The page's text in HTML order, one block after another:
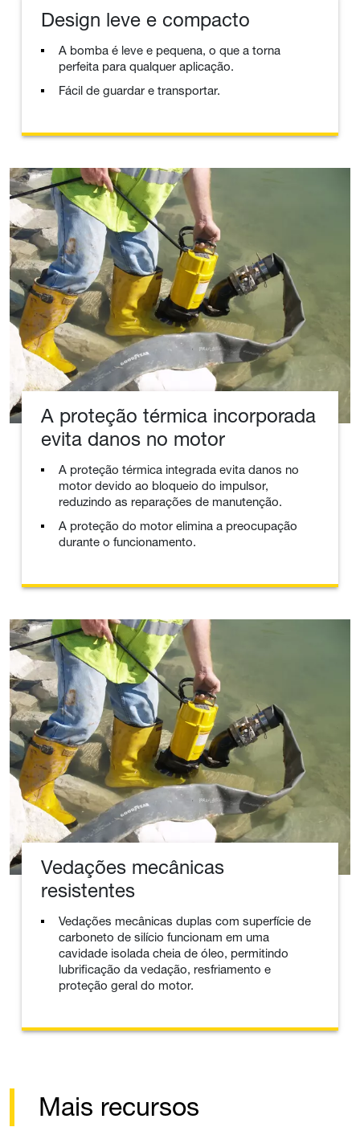
Design leve e compacto
A bomba é leve e pequena, o que a torna
perfeita para qualquer aplicação.
Fácil de guardar e transportar.
A proteção térmica incorporada
evita danos no motor
A proteção térmica integrada evita danos no
motor devido ao bloqueio do impulsor,
reduzindo as reparações de manutenção.
A proteção do motor elimina a preocupação
durante o funcionamento.
Vedações mecânicas
resistentes
Vedações mecânicas duplas com superfície de
carboneto de silício funcionam em uma
cavidade isolada cheia de óleo, permitindo
lubrificação da vedação, resfriamento e
proteção geral do motor.
Mais recursos